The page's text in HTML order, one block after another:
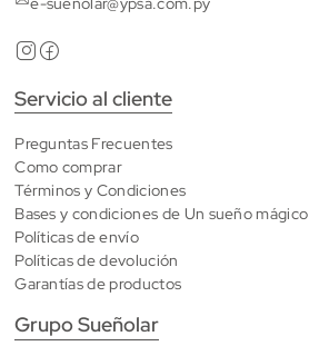
Servicio al cliente
Preguntas Frecuentes
Como comprar
Términos y Condiciones
Bases y condiciones de Un sueño mágico
Políticas de envío
Políticas de devolución
Garantías de productos
Grupo Sueñolar